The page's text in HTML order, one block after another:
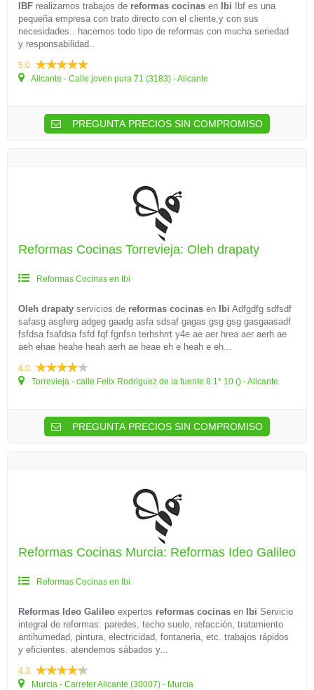
IBF realizamos trabajos de reformas cocinas en Ibi Ibf es una
pequeña empresa con trato directo con el cliente,y con sus
necesidades.. hacemos todo tipo de reformas con mucha seriedad
y responsabilidad..
5.0
Alicante - Calle joven pura 71 (3183) - Alicante
PREGUNTA PRECIOS SIN COMPROMISO
Reformas Cocinas Torrevieja: Oleh drapaty
Reformas Cocinas en Ibi
Oleh drapaty servicios de reformas cocinas en Ibi Adfgdfg sdfsdf
safasg asgferg adgeg gaadg asfa sdsaf gagas gsg gsg gasgaasadf
fsfdsa fsafdsa fsfd fqf fgnfsn terhshrrt y4e ae aer hrea aer aerh ae
aeh ehae heahe heah aerh ae heae eh e heah e eh...
4.0
Torrevieja - calle Felix Rodriguez de la fuente 8 1* 10 () - Alicante
PREGUNTA PRECIOS SIN COMPROMISO
Reformas Cocinas Murcia: Reformas Ideo Galileo
Reformas Cocinas en Ibi
Reformas Ideo Galileo expertos reformas cocinas en Ibi Servicio
integral de reformas: paredes, techo suelo, refacción, tratamiento
antihumedad, pintura, electricidad, fontaneria, etc. trabajos rápidos
y eficientes. atendemos sábados y...
4.3
Murcia - Carreter Alicante (30007) - Murcia